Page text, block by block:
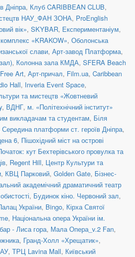
Дніпра, Клуб CARIBBEAN CLUB,
НАУ_ФАН ЗОНА, ProEnglish
вік», SKYBAR, Експериментаніум,
«KRAKOW», Оболонська
слави, Арт-завод Платформа,
, Колонна зала КМДА, SFERA Beach
Art, Арт-причал, Film.ua, Caribbean
Hall, Inveria Event Space,
та мистецтв «Жовтневий
, ВДНГ, м. «Політехнічний інститут»
викладачам та студентам, Біля
Середина платформи ст. героїв Дніпра,
6, Пішохідний міст на острові
кут Бехтерівського провулка та
, Regent Hill, Центр Культури та
, КВЦ Парковий, Golden Gate, Бізнес-
академічний драматичний театр
, Будинок кіно. Червоний зал,
України, Bingo, Кірха Святої
, Національна опера України ім.
- Лиса гора, Мала Опера_v.2 Fan,
, Гранд-Холл «Хрещатик»,
, ТРЦ Lavina Mall, Київський